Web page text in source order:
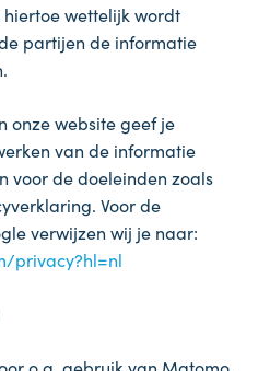
wettelijk wordt
partijen de informatie
onze website geef je
van de informatie
voor de doeleinden zoals
Voor de
verwijzen wij je naar:
privacy?hl=nl